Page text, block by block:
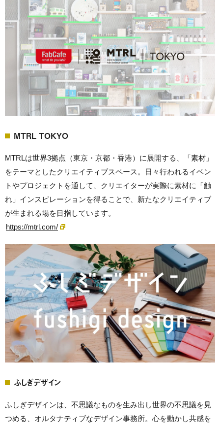
MTRL TOKYO
MTRLは世界3拠点（東京・京都・香港）に展開する、「素材」
をテーマとしたクリエイティブスペース。日々行われるイベン
トやプロジェクトを通して、クリエイターが実際に素材に「触
れ」インスピレーションを得ることで、新たなクリエイティブ
が生まれる場を目指しています。
https://mtrl.com/
ふしぎデザイン
ふしぎデザインは、不思議なものを生み出し世界の不思議を見
つめる、オルタナティブなデザイン事務所。心を動かし共感を